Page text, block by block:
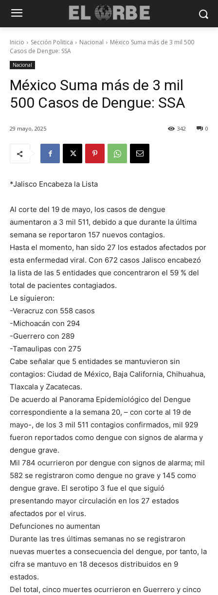
Inicio Sección Politica Nacional
México Suma más de 3 mil 500
Casos de Dengue: SSA
Nacional
México Suma más de 3 mil
500 Casos de Dengue: SSA
29 mayo, 2025 0
342
*Jalisco Encabeza la Lista
Al corte del 19 de mayo, los casos de dengue
aumentaron a 3 mil 511, debido a que durante la última
semana se reportaron 157 nuevos contagios.
Hasta el momento, han sido 27 los estados afectados por
esta enfermedad viral. Con 672 casos Jalisco encabezó
la lista de las 5 entidades que concentraron el 59 % del
total de pacientes contagiados.
Le siguieron:
-Veracruz con 558 casos
-Michoacán con 294
-Guerrero con 289
-Tamaulipas con 275
Cabe señalar que 5 entidades se mantuvieron sin
contagios: Ciudad de México, Baja California, Chihuahua,
Tlaxcala y Zacatecas.
De acuerdo al Panorama Epidemiológico del Dengue
correspondiente a la semana 20, – con corte al 19 de
mayo-, de los 3 mil 511 contagios confirmados, mil 929
fueron reportados como dengue con signos de alarma y
dengue grave.
Mil 784 ocurrieron por dengue con signos de alarma; mil
582 se registraron como dengue no grave y 145 como
dengue grave. El serotipo 3 fue el que siguió
presentando mayor circulación en los 27 estados
afectados por el virus.
Defunciones no aumentan
Durante las tres últimas semanas no se registraron
nuevas muertes a consecuencia del dengue, por tanto, la
cifra se mantuvo en 18 decesos distribuidos en 9
estados.
Del total, cinco muertes ocurrieron en Guerrero y cinco